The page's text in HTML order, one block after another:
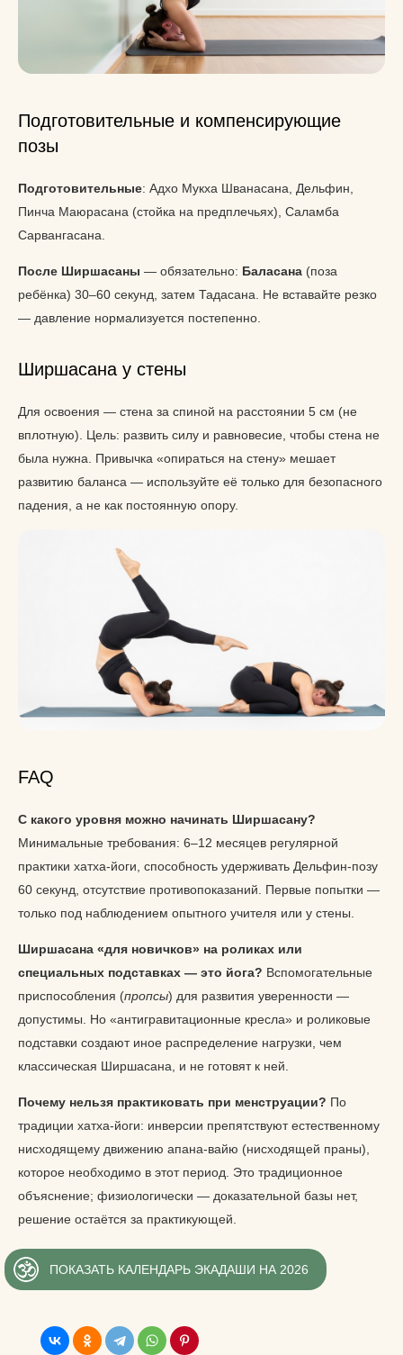
Подготовительные и компенсирующие
позы
Подготовительные: Адхо Мукха Шванасана, Дельфин,
Пинча Маюрасана (стойка на предплечьях), Саламба
Сарвангасана.
После Ширшасаны — обязательно: Баласана (поза
ребёнка) 30–60 секунд, затем Тадасана. Не вставайте резко
— давление нормализуется постепенно.
Ширшасана у стены
Для освоения — стена за спиной на расстоянии 5 см (не
вплотную). Цель: развить силу и равновесие, чтобы стена не
была нужна. Привычка «опираться на стену» мешает
развитию баланса — используйте её только для безопасного
падения, а не как постоянную опору.
FAQ
С какого уровня можно начинать Ширшасану?
Минимальные требования: 6–12 месяцев регулярной
практики хатха-йоги, способность удерживать Дельфин-позу
60 секунд, отсутствие противопоказаний. Первые попытки —
только под наблюдением опытного учителя или у стены.
Ширшасана «для новичков» на роликах или
специальных подставках — это йога? Вспомогательные
приспособления (пропсы) для развития уверенности —
допустимы. Но «антигравитационные кресла» и роликовые
подставки создают иное распределение нагрузки, чем
классическая Ширшасана, и не готовят к ней.
Почему нельзя практиковать при менструации? По
традиции хатха-йоги: инверсии препятствуют естественному
нисходящему движению апана-вайю (нисходящей праны),
которое необходимо в этот период. Это традиционное
объяснение; физиологически — доказательной базы нет,
решение остаётся за практикующей.
ПОКАЗАТЬ КАЛЕНДАРЬ ЭКАДАШИ НА 2026